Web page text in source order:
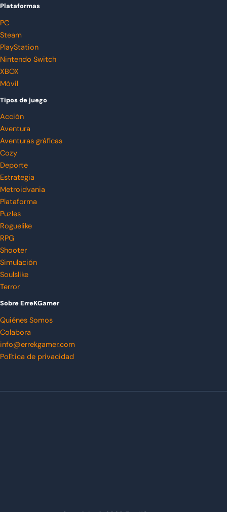
Plataformas
PC
Steam
PlayStation
Nintendo Switch
XBOX
Móvil
Tipos de juego
Acción
Aventura
Aventuras gráficas
Cozy
Deporte
Estrategia
Metroidvania
Plataforma
Puzles
Roguelike
RPG
Shooter
Simulación
Soulslike
Terror
Sobre ErreKGamer
Quiénes Somos
Colabora
info@errekgamer.com
Política de privacidad